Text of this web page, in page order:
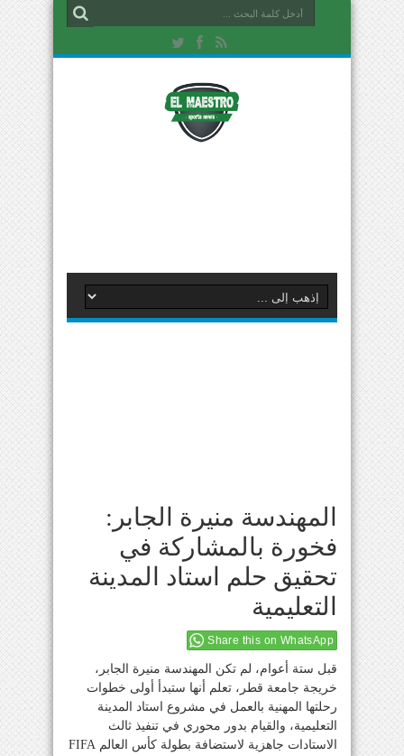
المهندسة منيرة الجابر:
فخورة بالمشاركة في
تحقيق حلم استاد المدينة
التعليمية
Share this on WhatsApp
قبل ستة أعوام، لم تكن المهندسة منيرة الجابر،
خريجة جامعة قطر، تعلم أنها ستبدأ أولى خطوات
رحلتها المهنية بالعمل في مشروع استاد المدينة
التعليمية، والقيام بدور محوري في تنفيذ ثالث
الاستادات جاهزية لاستضافة بطولة كأس العالم FIFA